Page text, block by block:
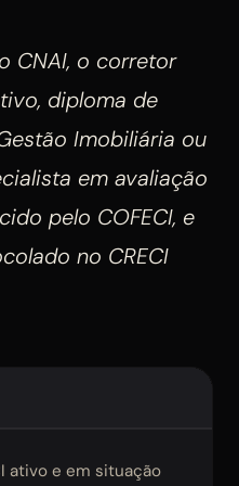
CNAI, o corretor
diploma de
Imobiliária ou
em avaliação
pelo COFECI, e
no CRECI
ativo e em situação